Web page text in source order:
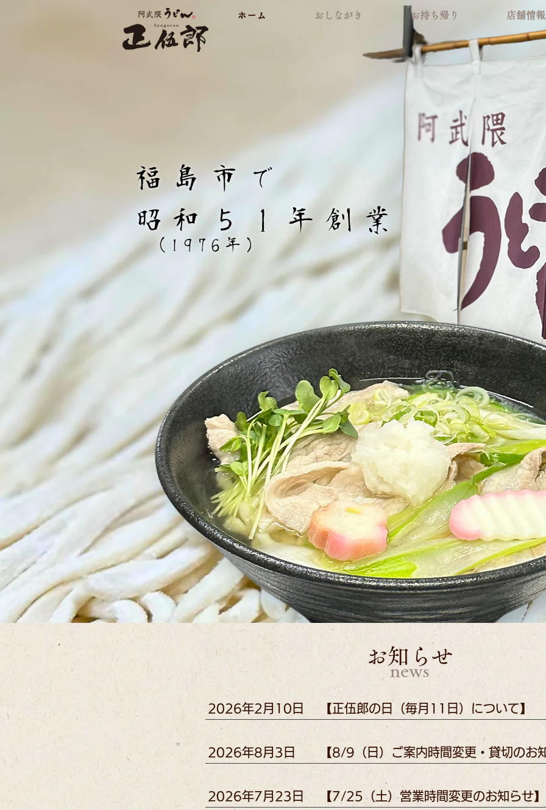
ホーム おしながき お持ち帰り 店舗情
福島市で
昭和５１年創業
​(1976年)
​お知らせ
news
2026年2月10日 【正伍郎の日（毎月11日）について】
2026年8月3日 【8/9（日）ご案内時間変更・貸切のお
2026年7月23日 【7/25（土）営業時間変更のお知らせ】